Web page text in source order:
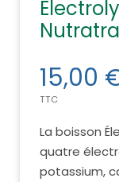
15,00
TTC
La boisson
quatre
potassium,